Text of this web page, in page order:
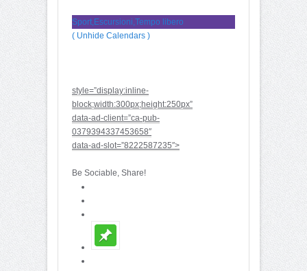
Sport,Escursioni,Tempo libero
( Unhide Calendars )
style=”display:inline-
block;width:300px;height:250px”
data-ad-client=”ca-pub-
0379394337453658″
data-ad-slot=”8222587235″>
Be Sociable, Share!